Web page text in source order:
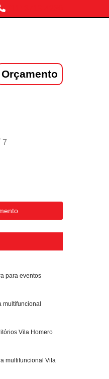
Orçamento
7
para eventos
multifuncional
Vila Homero
multifuncional Vila